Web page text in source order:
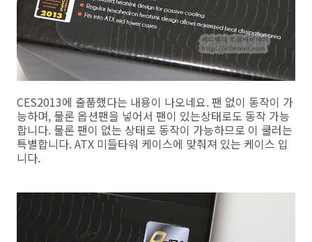
CES2013에 출품했다는 내용이 나오네요. 팬 없이 동작이 가
능하며, 물론 옵션팬을 넣어서 팬이 있는상태로도 동작 가능
합니다. 물론 팬이 없는 상태로 동작이 가능하므로 이 쿨러는
특별합니다. ATX 미들타워 케이스에 맞춰져 있는 케이스 입
니다.